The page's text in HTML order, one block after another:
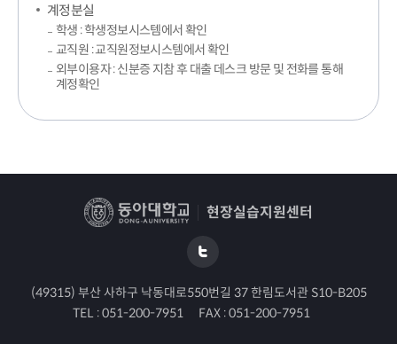
계정분실
학생 : 학생정보시스템에서 확인
교직원 : 교직원정보시스템에서 확인
외부이용자 : 신분증 지참 후 대출 데스크 방문 및 전화를 통해
계정확인
현장실습지원센터
(49315) 부산 사하구 낙동대로550번길 37 한림도서관 S10-B205
TEL :051-200-7951 FAX :051-200-7951